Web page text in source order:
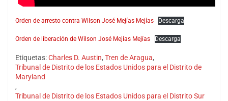
Orden de arresto contra Wilson José Mejías Mejías Descarga
Orden de liberación de Wilson José Mejías Mejías Descarga
Etiquetas:Charles D. Austin, Tren de Aragua,
Tribunal de Distrito de los Estados Unidos para el Distrito de
Maryland
,
Tribunal de Distrito de los Estados Unidos para el Distrito Sur